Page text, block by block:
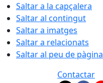
Saltar a la capçalera
Saltar al contingut
Saltar a imatges
Saltar a relacionats
Saltar al peu de pàgina
Contactar